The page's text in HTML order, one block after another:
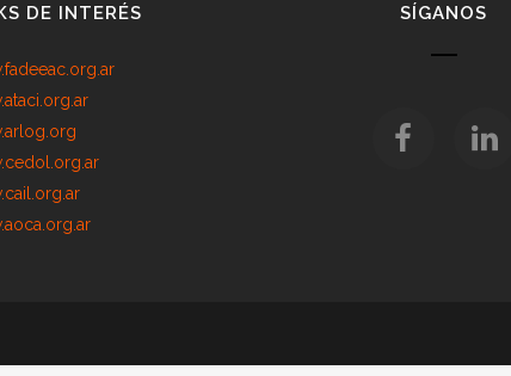
DE INTERÉS SÍGANOS